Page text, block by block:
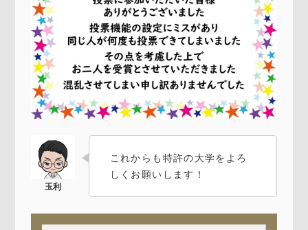
これからも特許の大学をよろ
しくお願いします！